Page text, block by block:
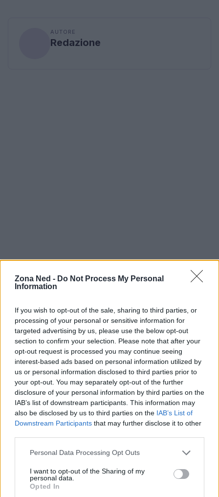
Zona Ned - Do Not Process My Personal
Information
If you wish to opt-out of the sale, sharing to third parties, or
processing of your personal or sensitive information for
targeted advertising by us, please use the below opt-out
section to confirm your selection. Please note that after your
opt-out request is processed you may continue seeing
interest-based ads based on personal information utilized by
us or personal information disclosed to third parties prior to
your opt-out. You may separately opt-out of the further
disclosure of your personal information by third parties on the
IAB’s list of downstream participants. This information may
also be disclosed by us to third parties on the IAB’s List of
Downstream Participants that may further disclose it to other
Please note that this website/app uses one or more Google
not limited to your visit or usage behaviour. You may click to
grant or deny consent to Google and its third-party tags to
use your data for below specified purposes in below Google
Personal Data Processing Opt Outs
I want to opt-out of the Sharing of my
personal data.
Opted In
AUTORE
Redazione
FANATISMO TECH
Star Trek celebra 60 anni con un documentario in
arrivo nei cinema Regal
Ilaria Mauri · 8 Ago 2026